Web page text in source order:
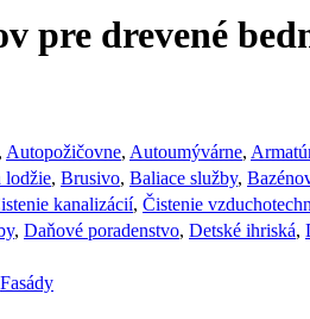
pre drevené
, Autopožičovne, Autoumývárne,
lodžie, Brusivo, Baliace služby,
kanalizácií, Čistenie
, Daňové poradenstvo, Detské ihriská,
Fasády